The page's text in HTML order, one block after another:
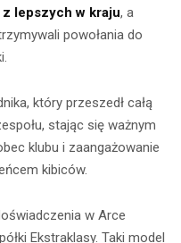
z lepszych w kraju, a
powołania do
który przeszedł całą
stając się ważnym
klubu i zaangażowanie
kibiców.
w Arce
Ekstraklasy. Taki model